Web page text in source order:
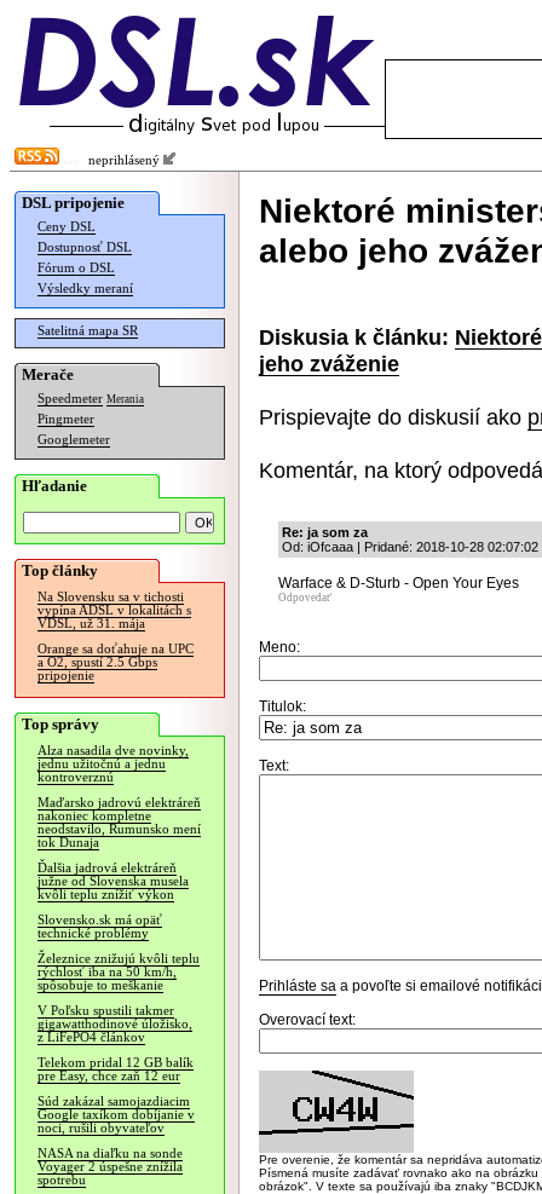
neprihlásený
DSL pripojenie
Ceny DSL
Dostupnosť DSL
Fórum o DSL
Výsledky meraní
Satelitná mapa SR
Merače
Speedmeter Merania
Pingmeter
Googlemeter
Hľadanie
Top články
Na Slovensku sa v tichosti
vypína ADSL v lokalitách s
VDSL, už 31. mája
Orange sa doťahuje na UPC
a O2, spustí 2.5 Gbps
pripojenie
Top správy
Alza nasadila dve novinky,
jednu užitočnú a jednu
kontroverznú
Maďarsko jadrovú elektráreň
nakoniec kompletne
neodstavilo, Rumunsko mení
tok Dunaja
Ďalšia jadrová elektráreň
južne od Slovenska musela
kvôli teplu znížiť výkon
Slovensko.sk má opäť
technické problémy
Železnice znižujú kvôli teplu
rýchlosť iba na 50 km/h,
spôsobuje to meškanie
V Poľsku spustili takmer
gigawatthodinové úložisko,
z LiFePO4 článkov
Telekom pridal 12 GB balík
pre Easy, chce zaň 12 eur
Súd zakázal samojazdiacim
Google taxíkom dobíjanie v
noci, rušili obyvateľov
NASA na diaľku na sonde
Voyager 2 úspešne znížila
spotrebu
Niektoré
alebo jeho
Diskusia k článku:
jeho zváženie
Prispievajte do diskusií ako
Komentár, na ktorý
Re: ja som za
Od: iOfcaaa | Pridané: 2018-10-28 02:07:02
Warface & D-Sturb - Open Your Eyes
Odpovedať
Meno:
Titulok:
Text:
Prihláste sa a povoľte si emailové
Overovací text:
Pre overenie, že komentár sa nepridáva
Písmená musíte zadávať rovnako ako na
obrázok". V texte sa používajú iba znaky